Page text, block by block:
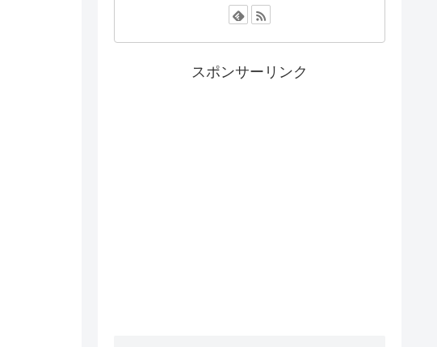
スポンサーリンク